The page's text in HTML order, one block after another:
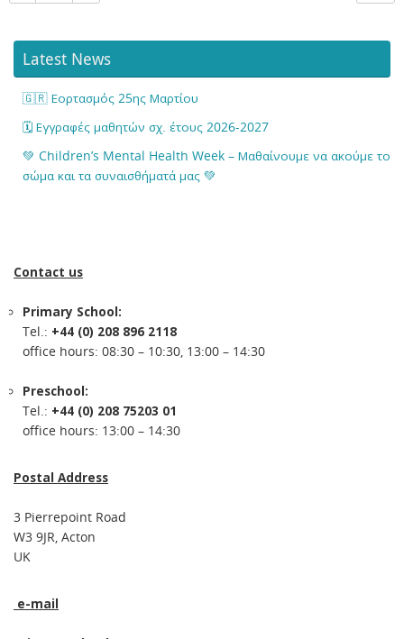
Latest News
🇬🇷 Εορτασμός 25ης Μαρτίου
🗓️ Εγγραφές μαθητών σχ. έτους 2026-2027
💚 Children’s Mental Health Week – Μαθαίνουμε να ακούμε το
σώμα και τα συναισθήματά μας 💚
Contact us
Primary School:
Tel.: +44 (0) 208 896 2118
office hours: 08:30 – 10:30, 13:00 – 14:30
Preschool:
Tel.: +44 (0) 208 75203 01
office hours: 13:00 – 14:30
Postal Address
3 Pierrepoint Road
W3 9JR, Acton
UK
e-mail